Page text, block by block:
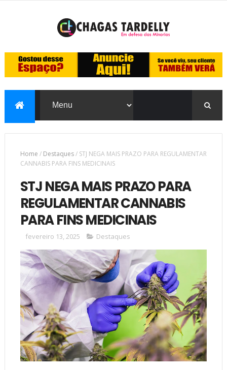
Home / Destaques/ STJ NEGA MAIS PRAZO PARA REGULAMENTAR
CANNABIS PARA FINS MEDICINAIS
STJ NEGA MAIS PRAZO PARA
REGULAMENTAR CANNABIS
PARA FINS MEDICINAIS
fevereiro 13, 2025 Destaques